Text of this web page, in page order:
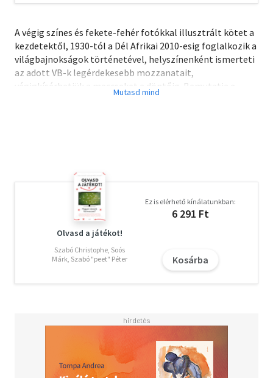
A végig színes és fekete-fehér fotókkal illusztrált kötet a
kezdetektől, 1930-tól a Dél Afrikai 2010-esig foglalkozik a
világbajnokságok történetével, helyszínenként ismerteti
az adott VB-k legérdekesebb mozzanatait,
végigkísérhetjük a meccseket a döntőig. Bemutatja a
csapatok irányítóit és a játékosokat. Külön fejezet
Olvasd a játékot!
Szabó Christophe, Soós
Márk, Szabó "peet" Péter
Ez is elérhető kínálatunkban:
6 291 Ft
Kosárba